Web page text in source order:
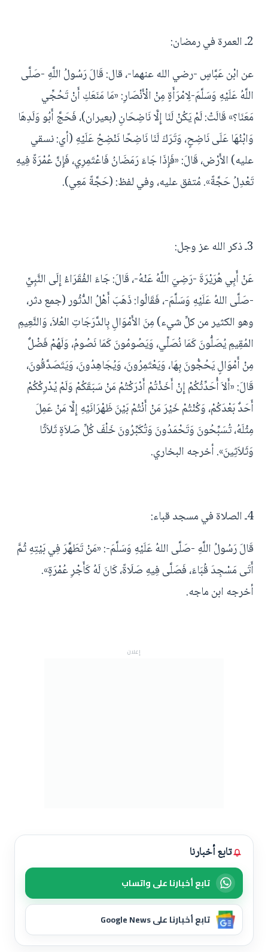
2ـ العمرة في رمضان:
عن ابْن عَبَّاسٍ -رضي الله عنهما-، قال: قَالَ رَسُولُ اللَّهِ -صَلَّى
اللَّهُ عَلَيْهِ وَسَلَّمَ-لِامْرَأَةٍ مِنْ الْأَنْصَارِ: «مَا مَنَعَكِ أَنْ تَحُجِّي
مَعَنَا؟» قَالَتْ: لَمْ يَكُنْ لَنَا إِلَّا نَاضِحَانِ (بعيران)، فَحَجَّ أَبُو وَلَدِهَا
وَابْنُهَا عَلَى نَاضِحٍ، وَتَرَكَ لَنَا نَاضِحًا نَنْضِحُ عَلَيْهِ (أي: نسقي
عليه) الأَرْض، قَالَ: «فَإِذَا جَاءَ رَمَضَانُ فَاعْتَمِرِي، فَإِنَّ عُمْرَةً فِيهِ
تَعْدِلُ حَجَّةً». مُتفق عليه، وفي لفظ: (حَجَّةً مَعِي).
3ـ ذكر الله عز وجل:
عَنْ أَبِي هُرَيْرَةَ -رَضِيَ اللَّهُ عَنْهُ-، قَالَ: جَاءَ الفُقَرَاءُ إِلَى النَّبِيِّ
-صَلَّى اللهُ عَلَيْهِ وَسَلَّمَ-، فَقَالُوا: ذَهَبَ أَهْلُ الدُّثُور (جمع دثر،
وهو الكثير من كلِّ شيء) مِنَ الأَمْوَالِ بِالدَّرَجَاتِ العُلاَ، وَالنَّعِيمِ
المُقِيمِ يُصَلُّونَ كَمَا نُصَلِّي، وَيَصُومُونَ كَمَا نَصُومُ، وَلَهُمْ فَضْلٌ
مِنْ أَمْوَالٍ يَحُجُّونَ بِهَا، وَيَعْتَمِرُونَ، وَيُجَاهِدُونَ، وَيَتَصَدَّقُونَ،
قَالَ: «أَلاَ أُحَدِّثُكُمْ إِنْ أَخَذْتُمْ أَدْرَكْتُمْ مَنْ سَبَقَكُمْ وَلَمْ يُدْرِكْكُمْ
أَحَدٌ بَعْدَكُمْ، وَكُنْتُمْ خَيْرَ مَنْ أَنْتُمْ بَيْنَ ظَهْرَانَيْهِ إِلَّا مَنْ عَمِلَ
مِثْلَهُ، تُسَبِّحُونَ وَتَحْمَدُونَ وَتُكَبِّرُونَ خَلْفَ كُلِّ صَلاَةٍ ثَلاَثًا
وَثَلاَثِينَ». أخرجه البخاري.
4ـ الصلاة في مسجد قباء:
قَالَ رَسُولُ اللَّهِ -صَلَّى اللهُ عَلَيْهِ وَسَلَّمَ-: «مَنْ تَطَهَّرَ فِي بَيْتِهِ ثُمَّ
أَتَى مَسْجِدَ قُبَاءَ، فَصَلَّى فِيهِ صَلَاةً، كَانَ لَهُ كَأَجْرِ عُمْرَةٍ».
أخرجه ابن ماجه.
إعلان
تابع أخبارنا
تابع أخبارنا على واتساب
تابع أخبارنا على Google News